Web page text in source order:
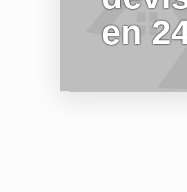
en